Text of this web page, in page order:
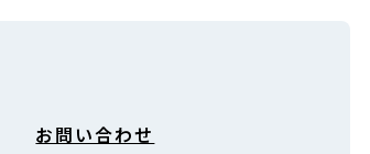
お問い合わせ